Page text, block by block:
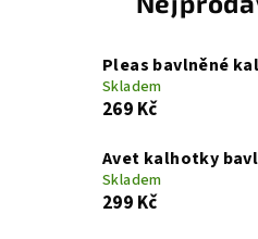
Pleas bavlněné
Skladem
269 Kč
Avet kalhotky
Skladem
299 Kč